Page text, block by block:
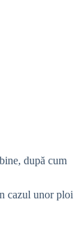
după cum
cazul unor ploi